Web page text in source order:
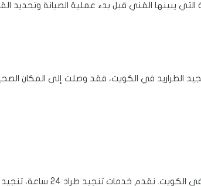
يبينها الفني قبل بدء عملية الصيانة وتحديد
الطراريد في الكويت، فقد وصلت إلى المكان
ورشة سلامات هي أفضل وجهة لتنجيد طرادك في الكويت. نقدم